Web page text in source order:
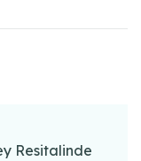
Resitalinde